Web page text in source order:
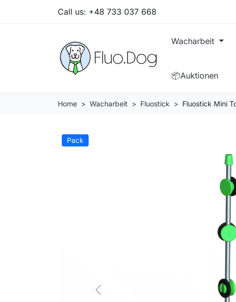
Call us: +48 733 037 668
Wacharbeit
📦Auktionen
Home Wacharbeit Fluostick Fluostick Mini
Pack
Previous